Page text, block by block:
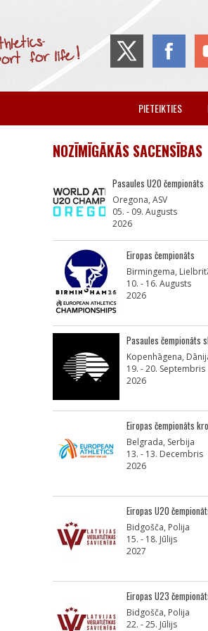
PIETEIKTIES
NOZĪMĪGĀKĀS SACENSĪBAS
Pasaules U20 čempionāts
Oregona, ASV
05. - 09. Augusts
2026
Eiropas čempionāts
Birmingema,
10. - 16. Augusts
2026
Pasaules čempionāts
Kopenhāgena,
19. - 20. Septembris
2026
Eiropas čempionāts
Belgrada, Serbija
13. - 13. Decembris
2026
Eiropas U20
Bidgošča, Polija
15. - 18. Jūlijs
2027
Eiropas U23
Bidgošča, Polija
22. - 25. Jūlijs